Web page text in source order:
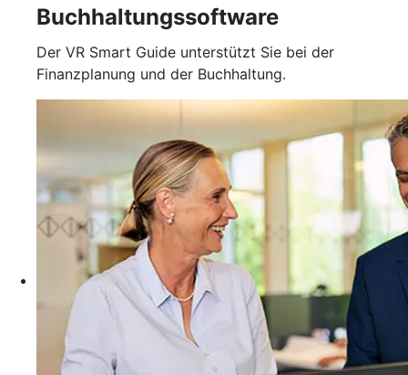
Buchhaltungssoftware
Der VR Smart Guide unterstützt Sie bei der
Finanzplanung und der Buchhaltung.